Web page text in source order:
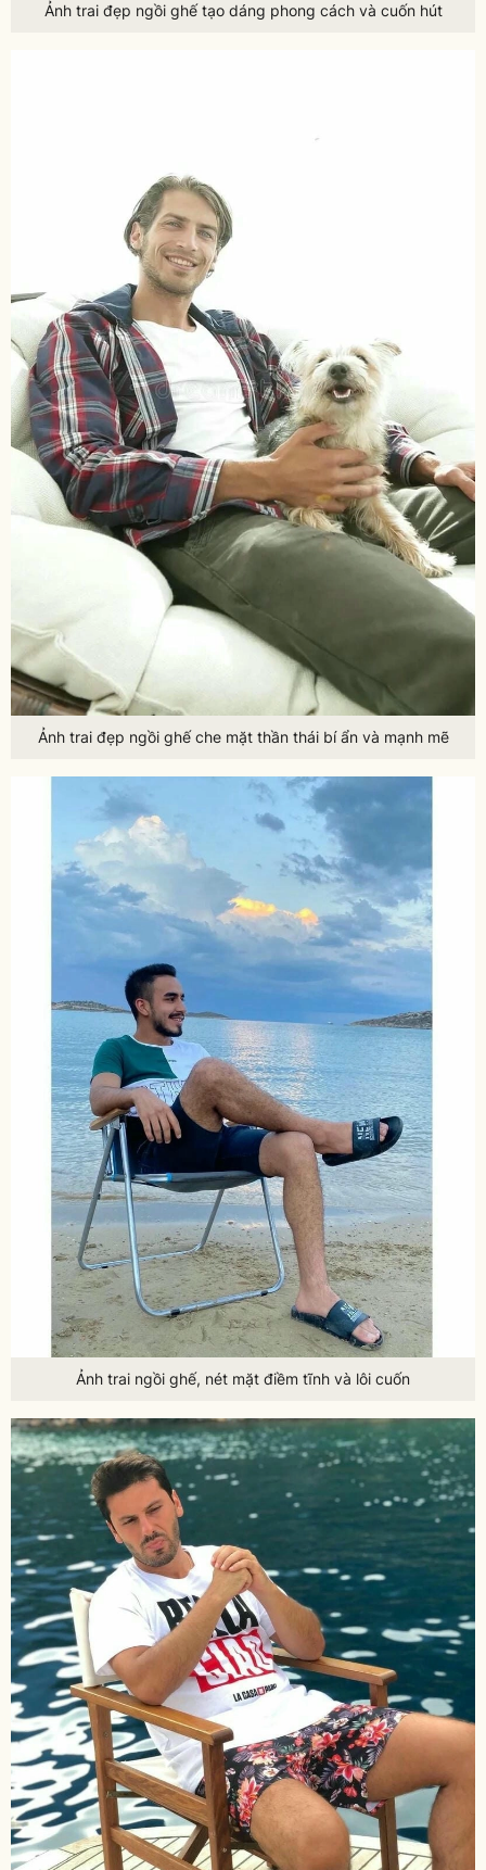
Ảnh trai đẹp ngồi ghế tạo dáng phong cách và cuốn hút
Ảnh trai đẹp ngồi ghế che mặt thần thái bí ẩn và mạnh mẽ
Ảnh trai ngồi ghế, nét mặt điềm tĩnh và lôi cuốn